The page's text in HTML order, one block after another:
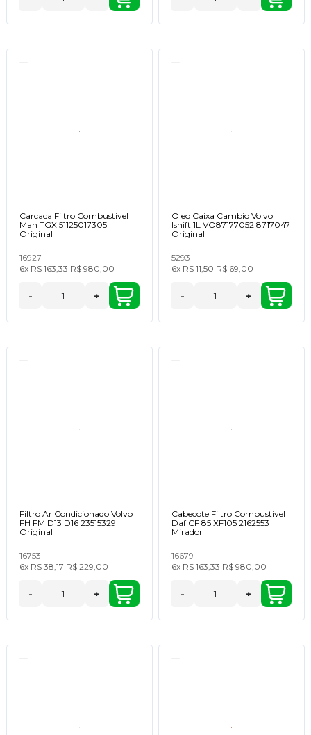
Carcaca Filtro Combustivel
Man TGX 51125017305
Original
16927
6x R$ 163,33 R$ 980,00
- +
Oleo Caixa Cambio Volvo
Ishift 1L VO87177052 8717047
Original
5293
6x R$ 11,50 R$ 69,00
- +
Filtro Ar Condicionado Volvo
FH FM D13 D16 23515329
Original
16753
6x R$ 38,17 R$ 229,00
- +
Cabecote Filtro Combustivel
Daf CF 85 XF105 2162553
Mirador
16679
6x R$ 163,33 R$ 980,00
- +